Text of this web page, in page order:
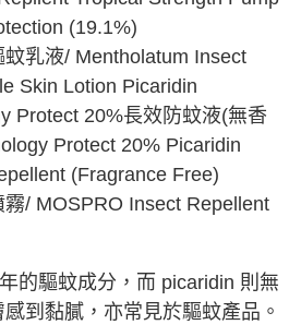
(19.1%)
乳液/ Mentholatum Insect
Skin Lotion Picaridin
Protect 20%長效防蚊液(無香
Protect 20% Picaridin
(Fragrance Free)
/ MOSPRO Insect Repellent
的驅蚊成分，而 picaridin 則無
到黏膩，亦常見於驅蚊產品。